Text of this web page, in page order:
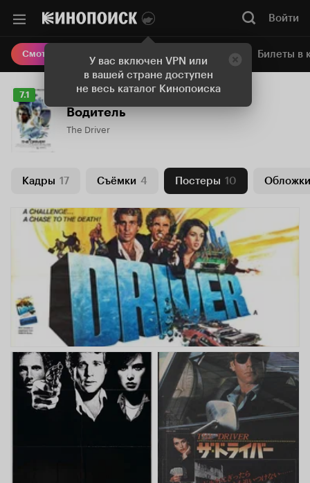
У вас включен VPN или
в вашей стране доступен
не весь каталог Кинопоиска
Войти
Смотреть кино Онлайн-кинотеатр Билеты в
Рейтинг
Кинопоиска
7.1
7.1
Водитель
The Driver
Кадры 17 Съёмки 4 Постеры 10 Обложки